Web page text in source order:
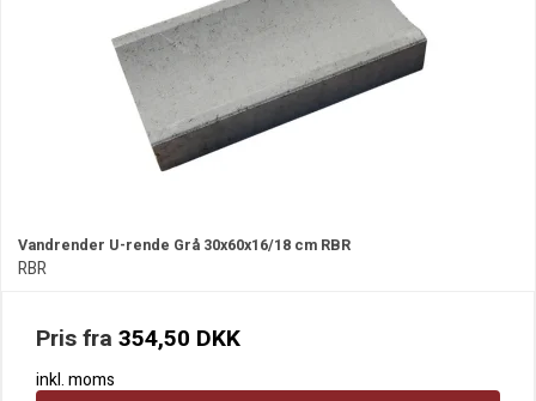
Vandrender U-rende Grå 30x60x16/18 cm RBR
RBR
Pris fra 354,50 DKK
inkl. moms